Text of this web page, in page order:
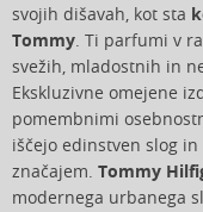
svojih dišavah, kot sta
Tommy. Ti parfumi v
svežih, mladostnih in
Ekskluzivne omejene
pomembnimi
iščejo edinstven slog
značajem. Tommy
modernega urbanega